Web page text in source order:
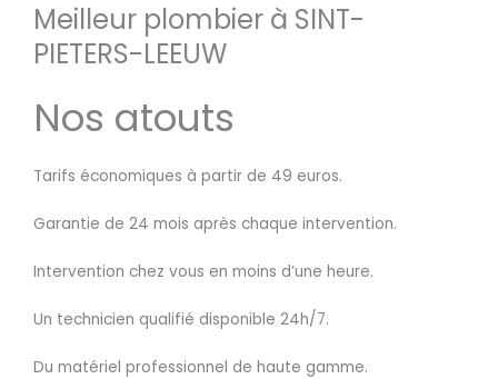
Meilleur plombier à SINT-
PIETERS-LEEUW
Nos atouts
Tarifs économiques à partir de 49 euros.
Garantie de 24 mois après chaque intervention.
Intervention chez vous en moins d’une heure.
Un technicien qualifié disponible 24h/7.
Du matériel professionnel de haute gamme.